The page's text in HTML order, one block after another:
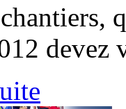
devez